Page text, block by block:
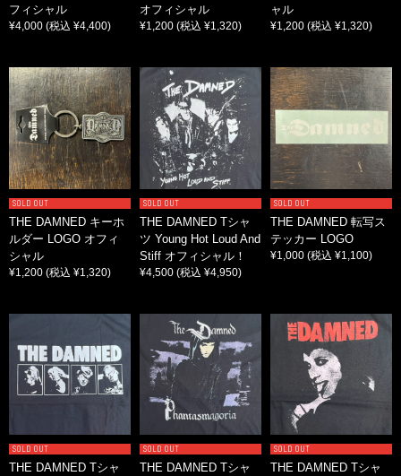
フィシャル
¥4,000 (税込 ¥4,400)
オフィシャル
¥1,200 (税込 ¥1,320)
ャル
¥1,200 (税込 ¥1,320)
SOLD OUT
THE DAMNED キーホ
ルダー LOGO オフィ
シャル
¥1,200 (税込 ¥1,320)
SOLD OUT
THE DAMNED Tシャ
ツ Young Hot Loud And
Stiff オフィシャル！
¥4,500 (税込 ¥4,950)
SOLD OUT
THE DAMNED 転写ス
テッカー LOGO
¥1,000 (税込 ¥1,100)
SOLD OUT
THE DAMNED Tシャ
SOLD OUT
THE DAMNED Tシャ
SOLD OUT
THE DAMNED Tシャ